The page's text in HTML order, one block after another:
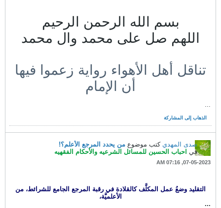
بسم الله الرحمن الرحيم
اللهم صل على محمد وال محمد
تناقل أهل الأهواء رواية زعموا فيها
أن الإمام
...
الذهاب إلى المشاركة
صدى المهدي كتب موضوع من يحدد المرجع الأعلم؟!
في احباب الحسين للمسائل الشرعيه والأحكام الفقهيه
07-05-2023, 07:16 AM
التقليد وضعُ عمل المكلَّف كالقلادة في رقبة المرجع الجامع للشرائط، من
الأعلميَّة،
...